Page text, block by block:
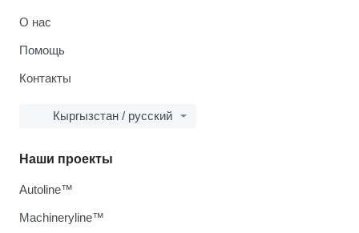
О нас
Помощь
Контакты
Кыргызстан / русский
Наши проекты
Autoline™
Machineryline™